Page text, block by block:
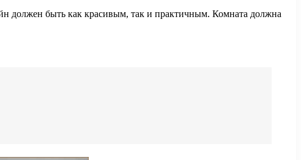
должен быть как красивым, так и практичным. Комната должна